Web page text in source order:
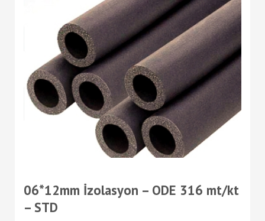
06*12mm İzolasyon – ODE 316 mt/kt
– STD